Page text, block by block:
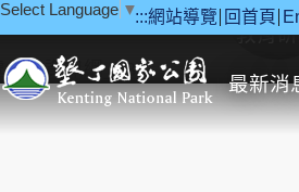
:::網站導覽 回首頁
Select Language ▼
最新消
教育